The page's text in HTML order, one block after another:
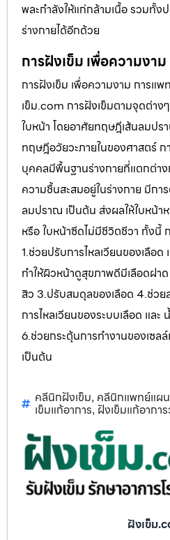
พละกำลังให้แก่กล้ามเนื้อ รวมทั้
ร่างกายได้อีกด้วย
การฝังเข็ม เพื่อความงา
การฝังเข็ม เพื่อความงาม การแ
เข็ม.com การฝังเข็มตามจุดต่า
ใบหน้า โดยอาศัยทฤษฎีเส้นลมป
ทฤษฎีอวัยวะภายในของศาสตร์
บุคคลมีพื้นฐานร่างกายที่แตกต่าง
ความชื้นสะสมอยู่ในร่างกาย มีกา
ลมปราณ เป็นต้น ส่งผลให้ใบหน้า
หรือ ใบหน้าซีดไม่มีชีวิตชีวา ทั้งนี้
1.ช่วยปรับการไหลเวียนของเลือ
ทำให้ผิวหน้าดูสุขภาพดีมีเลือดฝา
สิว 3.ปรับสมดุลของเลือด 4.ช่วย
การไหลเวียนของระบบเลือด และ
6.ช่วยกระตุ้นการทำงานของเซล
เป็นต้น
คลีนิกฝังเข็ม, คลีนิกแพทย์แผ
เข็มแก้อาการ, ฝังเข็มแก้อากา
ฝังเข็ม